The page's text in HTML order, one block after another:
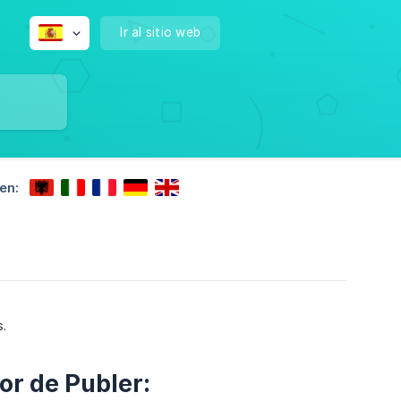
Ir al sitio web
de Publer: